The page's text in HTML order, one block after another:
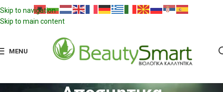
Skip to navigation
Skip to main content
MENU